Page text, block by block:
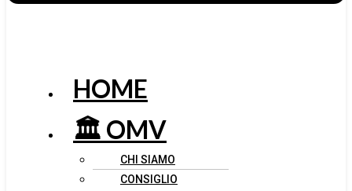
HOME
🏛️ OMV
CHI SIAMO
CONSIGLIO